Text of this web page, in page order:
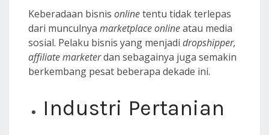
Keberadaan bisnis onlinetentu tidak terlepas
dari munculnya marketplace onlineatau media
sosial. Pelaku bisnis yang menjadi dropshipper,
affiliate marketerdan sebagainya juga semakin
berkembang pesat beberapa dekade ini.
Industri Pertanian